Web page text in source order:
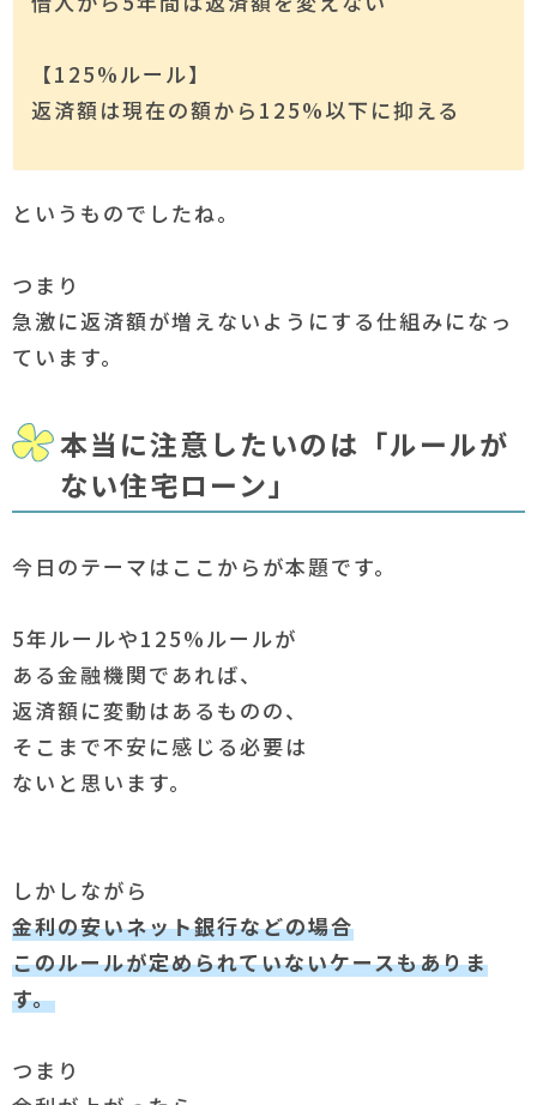
【125%ルール】
返済額は現在の額から125%以下に抑える
というものでしたね。
つまり
急激に返済額が増えないようにする仕組みになっ
ています。
本当に注意したいのは「ルールが
ない住宅ローン」
今日のテーマはここからが本題です。
5年ルールや125%ルールが
ある金融機関であれば、
返済額に変動はあるものの、
そこまで不安に感じる必要は
ないと思います。
しかしながら
金利の安いネット銀行などの場合
このルールが定められていないケースもありま
す。
つまり